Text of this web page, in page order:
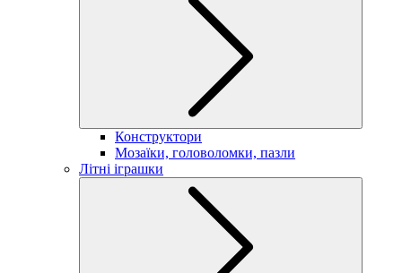
Конструктори
Мозаїки, головоломки, пазли
Літні іграшки